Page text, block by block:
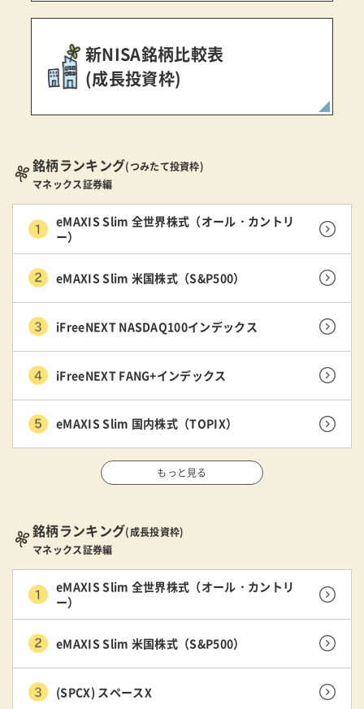
新NISA銘柄比較表
(成長投資枠)
銘柄ランキング(つみたて投資枠)
マネックス証券編
eMAXIS Slim 全世界株式（オール・カントリ
ー）
eMAXIS Slim 米国株式（S&P500）
iFreeNEXT NASDAQ100インデックス
iFreeNEXT FANG+インデックス
eMAXIS Slim 国内株式（TOPIX）
もっと見る
銘柄ランキング(成長投資枠)
マネックス証券編
eMAXIS Slim 全世界株式（オール・カントリ
ー）
eMAXIS Slim 米国株式（S&P500）
(SPCX) スペースX